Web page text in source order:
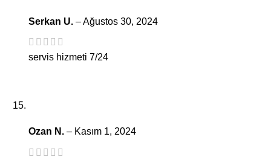
Serkan U. –Ağustos 30, 2024
servis hizmeti 7/24
Ozan N. – Kasım 1, 2024